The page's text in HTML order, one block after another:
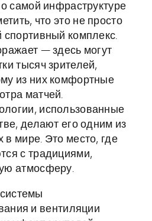
о самой инфраструктуре
что это не просто
комплекс.
— здесь могут
тысяч зрителей,
из них комфортные
матчей.
использованные
делают его одним из
мире. Это место, где
с традициями,
атмосферу.
и вентиляции